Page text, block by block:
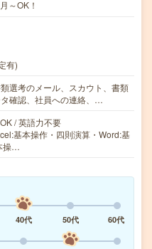
～OK！
有)
選考のメール、スカウト、書類
確認、社員への連絡、…
/ 英語力不要
基本操作・四則演算・Word:基
操…
40代 50代
60代